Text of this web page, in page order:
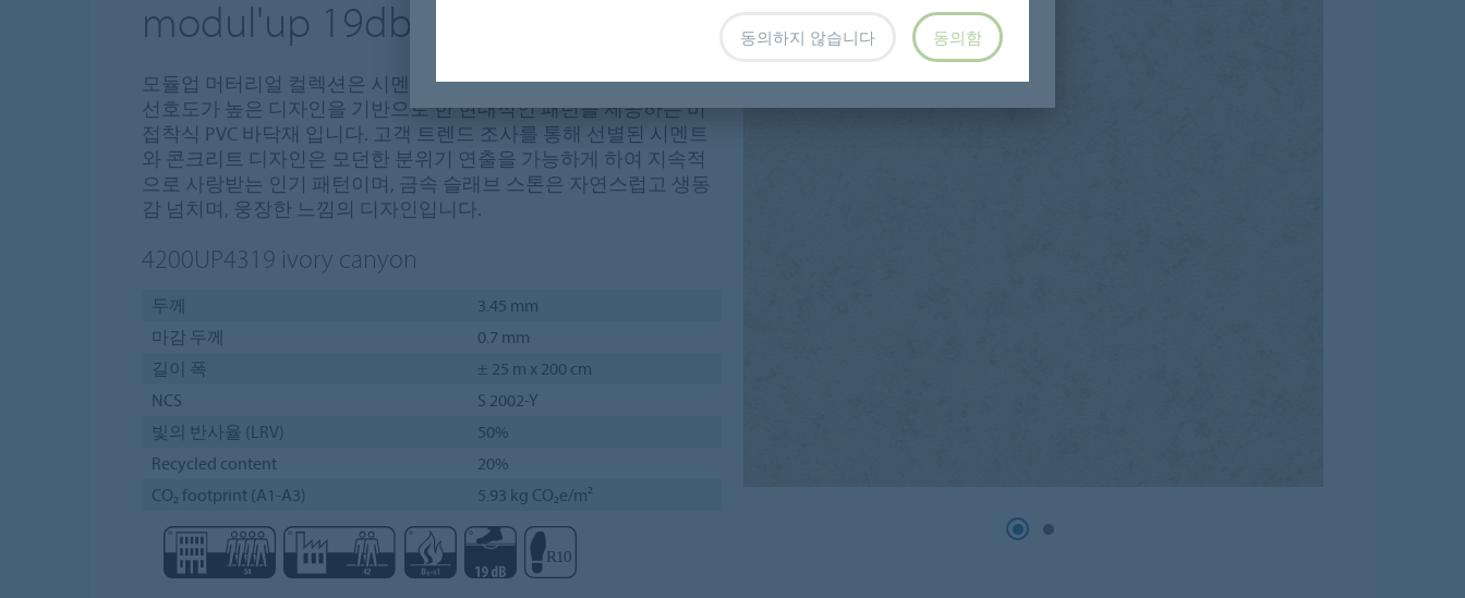
modul'up 19db material
모듈업 머터리얼 컬렉션은 시멘트, 콘크리트, 스톤, 텍스타일과 같은
선호도가 높은 디자인을 기반으로 한 현대적인 패턴을 제공하는 비
접착식 PVC 바닥재 입니다. 고객 트렌드 조사를 통해 선별된 시멘트
와 콘크리트 디자인은 모던한 분위기 연출을 가능하게 하여 지속적
으로 사랑받는 인기 패턴이며, 금속 슬래브 스톤은 자연스럽고 생동
감 넘치며, 웅장한 느낌의 디자인입니다.
4200UP4319 ivory canyon
두께
3.45 mm
마감 두께
0.7 mm
길이 폭
± 25 m x 200 cm
NCS
S 2002-Y
빛의 반사율 (LRV)
50%
Recycled content
20%
CO₂ footprint (A1-A3)
5.93 kg CO₂e/m²
동의하지 않습니다 동의함